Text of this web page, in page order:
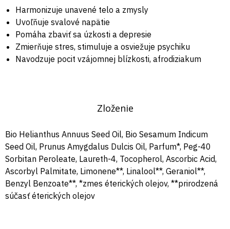
Harmonizuje unavené telo a zmysly
Uvoľňuje svalové napätie
Pomáha zbaviť sa úzkosti a depresie
Zmierňuje stres, stimuluje a osviežuje psychiku
Navodzuje pocit vzájomnej blízkosti, afrodiziakum
Zloženie
Bio Helianthus Annuus Seed Oil, Bio Sesamum Indicum
Seed Oil, Prunus Amygdalus Dulcis Oil, Parfum*, Peg-40
Sorbitan Peroleate, Laureth-4, Tocopherol, Ascorbic Acid,
Ascorbyl Palmitate, Limonene**, Linalool**, Geraniol**,
Benzyl Benzoate**, *zmes éterických olejov, **prirodzená
súčasť éterických olejov